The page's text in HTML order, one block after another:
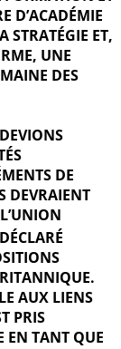
D’ACADÉMIE
STRATÉGIE ET,
UNE
DES
DE
DEVRAIENT
AUX LIENS
PRIS
EN TANT QUE